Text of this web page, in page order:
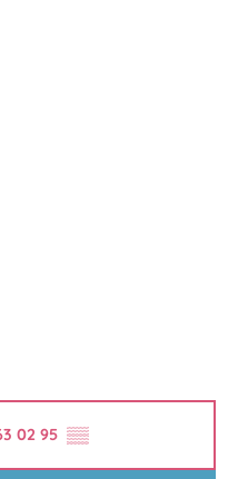
02 95 ▒▒